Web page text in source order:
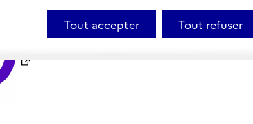
Tout accepter Tout refuser